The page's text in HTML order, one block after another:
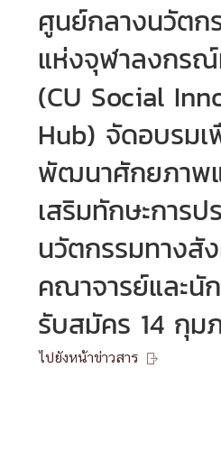
ศูนย์กลางนวัตก
แห่งจุฬาลงกร
(CU Social
Hub) จัดอบรมเ
พัฒนาศักยภาพ
เสริมทักษะการป
นวัตกรรมทางสั
คณาจารย์และนั
รับสมัคร 14 กุม
ไปยังหน้าข่าวสาร 